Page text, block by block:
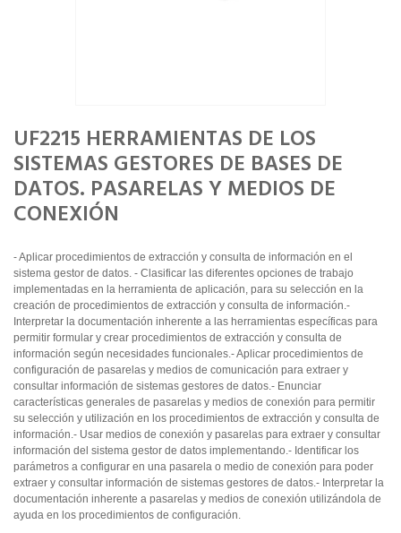
UF2215 HERRAMIENTAS DE LOS
SISTEMAS GESTORES DE BASES DE
DATOS. PASARELAS Y MEDIOS DE
CONEXIÓN
- Aplicar procedimientos de extracción y consulta de información en el
sistema gestor de datos. - Clasificar las diferentes opciones de trabajo
implementadas en la herramienta de aplicación, para su selección en la
creación de procedimientos de extracción y consulta de información.-
Interpretar la documentación inherente a las herramientas específicas para
permitir formular y crear procedimientos de extracción y consulta de
información según necesidades funcionales.- Aplicar procedimientos de
configuración de pasarelas y medios de comunicación para extraer y
consultar información de sistemas gestores de datos.- Enunciar
características generales de pasarelas y medios de conexión para permitir
su selección y utilización en los procedimientos de extracción y consulta de
información.- Usar medios de conexión y pasarelas para extraer y consultar
información del sistema gestor de datos implementando.- Identificar los
parámetros a configurar en una pasarela o medio de conexión para poder
extraer y consultar información de sistemas gestores de datos.- Interpretar la
documentación inherente a pasarelas y medios de conexión utilizándola de
ayuda en los procedimientos de configuración.